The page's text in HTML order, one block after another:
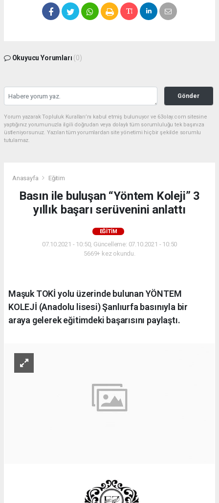
Okuyucu Yorumları (0)
Gönder
Yorum yazarak Topluluk Kuralları’nı kabul etmiş bulunuyor ve 63olay.com sitesine
yaptığınız yorumunuzla ilgili doğrudan veya dolaylı tüm sorumluluğu tek başınıza
üstleniyorsunuz. Yazılan tüm yorumlardan site yönetimi hiçbir şekilde sorumlu
tutulamaz.
Anasayfa Eğitim
Basın ile buluşan “Yöntem Koleji” 3
yıllık başarı serüvenini anlattı
EĞITIM
07.10.2021 - 10:50, Güncelleme: 07.10.2021 - 10:50
5669+ kez okundu.
Maşuk TOKİ yolu üzerinde bulunan YÖNTEM
KOLEJİ (Anadolu lisesi) Şanlıurfa basınıyla bir
araya gelerek eğitimdeki başarısını paylaştı.